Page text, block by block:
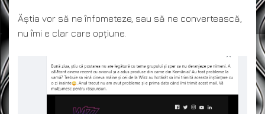
Ăștia vor să ne înfometeze, sau să ne convertească,
nu îmi e clar care opțiune.